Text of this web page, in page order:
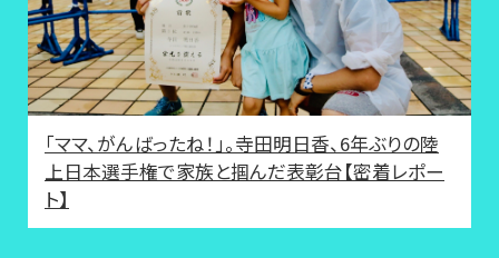
「ママ、がんばったね！」。寺田明日香、6年ぶりの陸
上日本選手権で家族と掴んだ表彰台【密着レポー
ト】